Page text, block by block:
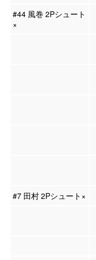
#44 風巻 2Pシュート
×
#7 田村 2Pシュート×